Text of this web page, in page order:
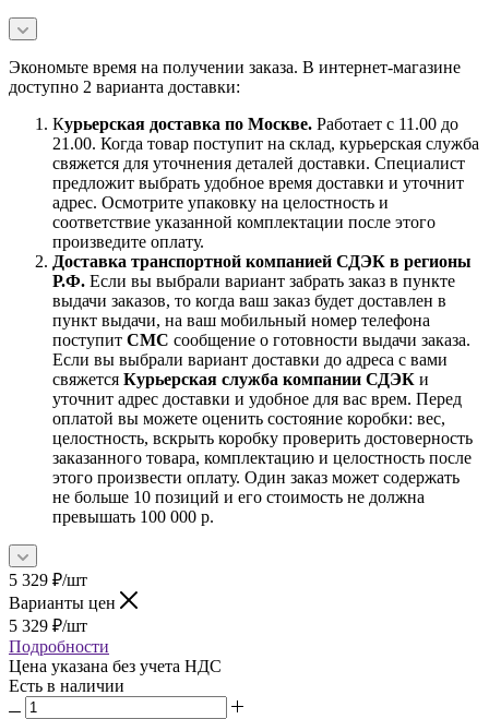
Экономьте время на получении заказа. В интернет-магазине
доступно 2 варианта доставки:
Курьерская доставка по Москве. Работает с 11.00 до
21.00. Когда товар поступит на склад, курьерская служба
свяжется для уточнения деталей доставки. Специалист
предложит выбрать удобное время доставки и уточнит
адрес. Осмотрите упаковку на целостность и
соответствие указанной комплектации после этого
произведите оплату.
Доставка транспортной компанией СДЭК в регионы
Р.Ф. Если вы выбрали вариант забрать заказ в пункте
выдачи заказов, то когда ваш заказ будет доставлен в
пункт выдачи, на ваш мобильный номер телефона
поступит СМС сообщение о готовности выдачи заказа.
Если вы выбрали вариант доставки до адреса с вами
свяжется Курьерская служба компании СДЭК и
уточнит адрес доставки и удобное для вас врем. Перед
оплатой вы можете оценить состояние коробки: вес,
целостность, вскрыть коробку проверить достоверность
заказанного товара, комплектацию и целостность после
этого произвести оплату. Один заказ может содержать
не больше 10 позиций и его стоимость не должна
превышать 100 000 р.
5 329 ₽/шт
Варианты цен
5 329 ₽/шт
Подробности
Цена указана без учета НДС
Есть в наличии